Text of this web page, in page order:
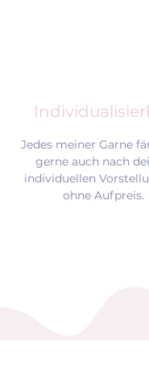
Jedes meiner Garne
gerne auch nach
individuellen
ohne Aufpreis.